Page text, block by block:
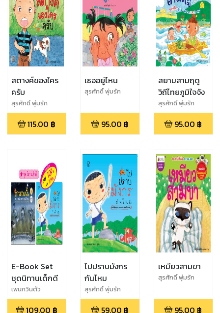
สตางค์ของใคร
ครับ
สุรศักดิ์ พุ่มรัก
115.00 ฿
เธออยู่ไหน
สุรศักดิ์ พุ่มรัก
95.00 ฿
สยามสามฤดู
วิถีไทยภูมิใจจัง
สุรศักดิ์ พุ่มรัก
95.00 ฿
E-Book Set
ชุดนิทานเด็กดี
เพนกวินตัว
แรก,สุรศักดิ์ พุ่มรัก
109.00 ฿
ไปปราบมังกร
กันไหม
สุรศักดิ์ พุ่มรัก
59.00 ฿
เหมียวสามขา
สุรศักดิ์ พุ่มรัก
95.00 ฿